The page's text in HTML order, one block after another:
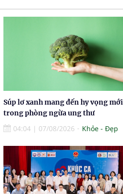
Súp lơ xanh mang đến hy vọng mới
trong phòng ngừa ung thư
04:04 | 07/08/2026 Khỏe - Đẹp